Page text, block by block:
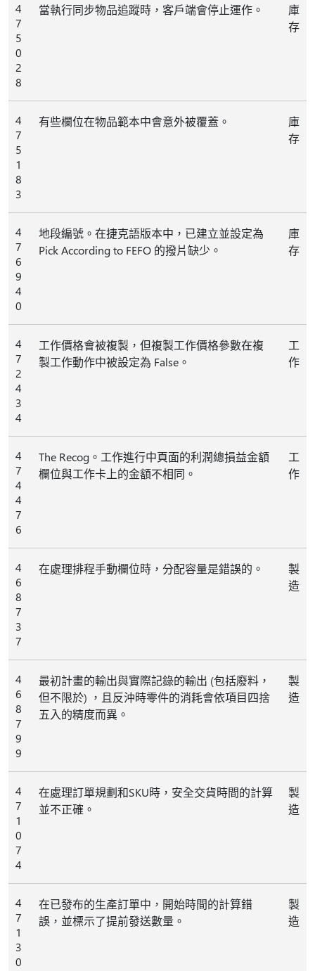
4
7
5
0
2
8
當執行同步物品追蹤時，客戶端會停止運作。
庫
存
4
7
5
1
8
3
有些欄位在物品範本中會意外被覆蓋。
庫
存
4
7
6
9
4
0
地段編號。在捷克語版本中，已建立並設定為
Pick According to FEFO 的撥片缺少。
庫
存
4
7
2
4
3
4
工作價格會被複製，但複製工作價格參數在複
製工作動作中被設定為 False。
工
作
4
7
4
4
7
6
The Recog。工作進行中頁面的利潤總損益金額
欄位與工作卡上的金額不相同。
工
作
4
6
8
7
3
7
在處理排程手動欄位時，分配容量是錯誤的。
製
造
4
6
8
7
9
9
最初計畫的輸出與實際記錄的輸出 (包括廢料，
但不限於) ，且反沖時零件的消耗會依項目四捨
五入的精度而異。
製
造
4
7
1
0
7
4
在處理訂單規劃和SKU時，安全交貨時間的計算
並不正確。
製
造
4
7
1
3
0
在已發布的生產訂單中，開始時間的計算錯
誤，並標示了提前發送數量。
製
造